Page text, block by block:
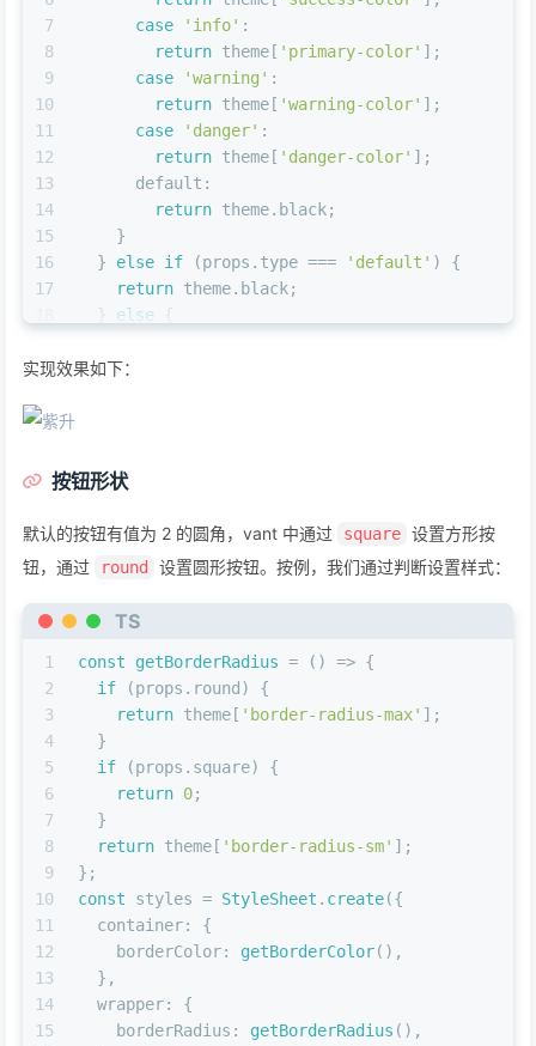
7
8
9
10
11
12
13
14
15
16
17
20
case
'info' :
return theme[ 'primary-color' ];
case
'warning' :
return theme[ 'warning-color' ];
case
'danger' :
return theme[ 'danger-color' ];
default :
return theme. black;
    }
  }
else if (props. type === 'default' ) {
return theme. black;
  }
else {
  }
实现效果如下：
按钮形状
默认的按钮有值为 2 的圆角，vant 中通过 square 设置方形按
钮，通过
round 设置圆形按钮。按例，我们通过判断设置样式：
TS
1
2
3
4
5
6
7
8
9
10
11
12
13
14
15
const getBorderRadius = ( ) => {
if (props. round ) {
return theme[ 'border-radius-max' ];
  }
if (props. square) {
return 0;
  }
return theme[ 'border-radius-sm' ];
};
const styles = StyleSheet . create({
container: {
borderColor: getBorderColor(),
  },
wrapper: {
borderRadius : getBorderRadius (),